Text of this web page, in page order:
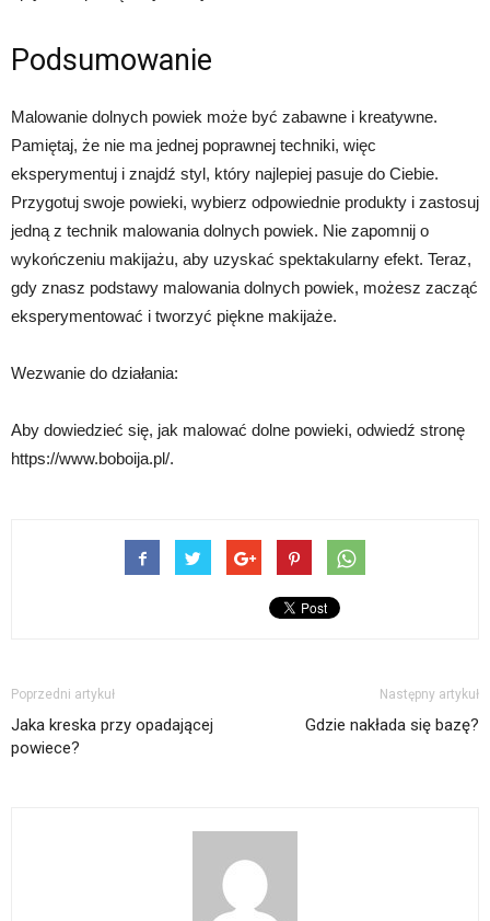
Podsumowanie
Malowanie dolnych powiek może być zabawne i kreatywne.
Pamiętaj, że nie ma jednej poprawnej techniki, więc
eksperymentuj i znajdź styl, który najlepiej pasuje do Ciebie.
Przygotuj swoje powieki, wybierz odpowiednie produkty i zastosuj
jedną z technik malowania dolnych powiek. Nie zapomnij o
wykończeniu makijażu, aby uzyskać spektakularny efekt. Teraz,
gdy znasz podstawy malowania dolnych powiek, możesz zacząć
eksperymentować i tworzyć piękne makijaże.
Wezwanie do działania:
Aby dowiedzieć się, jak malować dolne powieki, odwiedź stronę
https://www.boboija.pl/.
Poprzedni artykuł
Jaka kreska przy opadającej
powiece?
Następny artykuł
Gdzie nakłada się bazę?